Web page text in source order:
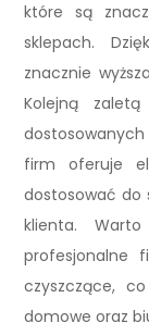
które są
sklepach.
znacznie
Kolejną
firm oferuje
dostosować do
klienta.
profesjonalne
czyszczące,
domowe oraz